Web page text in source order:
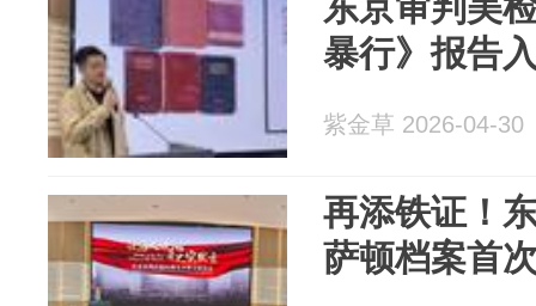
暴行》报告
紫金草 2026-04-30
再添铁证！
萨顿档案首